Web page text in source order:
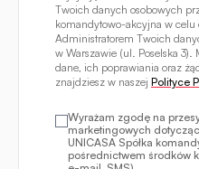
Twoich danych osobowych
komandytowo-akcyjna w celu
Administratorem Twoich
w Warszawie (ul. Poselska
dane, ich poprawiania oraz
znajdziesz w naszej Polityce
Wyrażam zgodę na
marketingowych
UNICASA Spółka
pośrednictwem środków